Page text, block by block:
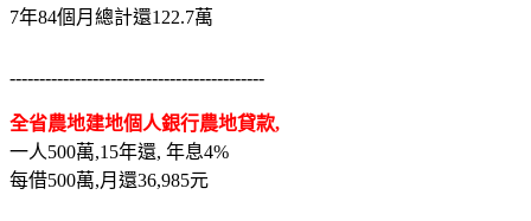
7年84個月總計還122.7萬
-------------------------------------------
全省農地建地個人銀行農地貸款,
一人500萬,15年還, 年息4%
每借500萬,月還36,985元